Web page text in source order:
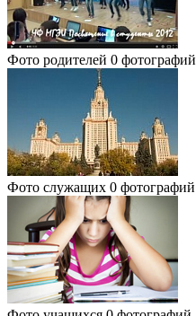
Фото родителей 0 фотографий
Фото служащих 0 фотографий